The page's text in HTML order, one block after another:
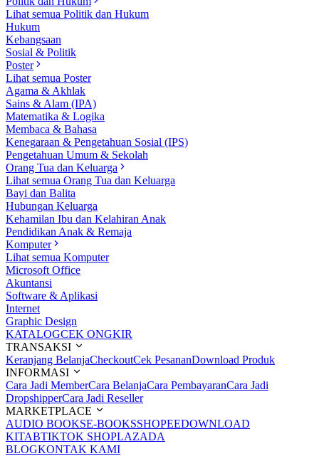
Lihat semua Politik dan Hukum
Hukum
Kebangsaan
Sosial & Politik
Poster
Lihat semua Poster
Agama & Akhlak
Sains & Alam (IPA)
Matematika & Logika
Membaca & Bahasa
Kenegaraan & Pengetahuan Sosial (IPS)
Pengetahuan Umum & Sekolah
Orang Tua dan Keluarga
Lihat semua Orang Tua dan Keluarga
Bayi dan Balita
Hubungan Keluarga
Kehamilan Ibu dan Kelahiran Anak
Pendidikan Anak & Remaja
Komputer
Lihat semua Komputer
Microsoft Office
Akuntansi
Software & Aplikasi
Internet
Graphic Design
KATALOGCEK ONGKIR
TRANSAKSI
Keranjang BelanjaCheckoutCek PesananDownload Produk
INFORMASI
Cara Jadi MemberCara BelanjaCara PembayaranCara Jadi
DropshipperCara Jadi Reseller
MARKETPLACE
AUDIO BOOKSE-BOOKSSHOPEEDOWNLOAD
KITABTIKTOK SHOPLAZADA
BLOGKONTAK KAMI